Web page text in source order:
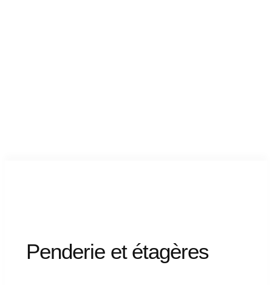
Penderie et étagères